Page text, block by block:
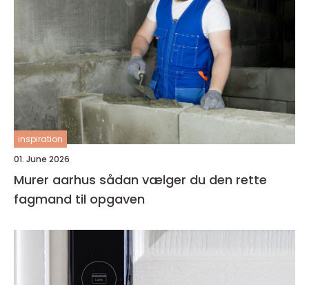
inspiration
01. June 2026
Murer aarhus sådan vælger du den rette
fagmand til opgaven